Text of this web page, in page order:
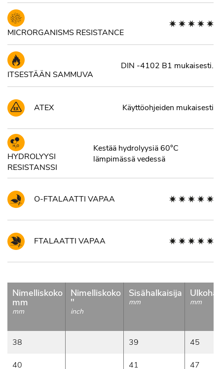
MICRORGANISMS RESISTANCE
ITSESTÄÄN SAMMUVA
DIN -4102 B1 mukaisesti.
ATEX Käyttöohjeiden mukaisesti
HYDROLYYSI
RESISTANSSI
Kestää hydrolyysiä 60°C
lämpimässä vedessä
O-FTALAATTI VAPAA
FTALAATTI VAPAA
Nimelliskoko
mm
mm
Nimelliskoko
"
inch
Sisähalkaisija
mm mm
38 39 45
40 41 47